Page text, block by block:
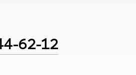
62-12